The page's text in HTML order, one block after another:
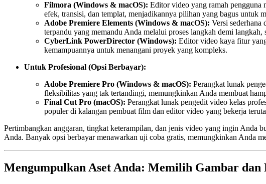
Filmora (Windows & macOS): Editor video yang ramah pengguna
efek, transisi, dan templat, menjadikannya pilihan yang bagus untuk
Adobe Premiere Elements (Windows & macOS): Versi sederhana
terpandu yang memandu Anda melalui proses langkah demi
CyberLink PowerDirector (Windows): Editor video kaya fitur
kemampuannya untuk menangani proyek yang kompleks.
Untuk Profesional (Opsi Berbayar):
Adobe Premiere Pro (Windows & macOS): Perangkat lunak
fleksibilitas yang tak tertandingi, memungkinkan Anda membuat
Final Cut Pro (macOS): Perangkat lunak pengedit video kelas
populer di kalangan pembuat film dan editor video yang bekerja
Pertimbangkan anggaran, tingkat keterampilan, dan jenis video yang ingin Anda
Anda. Banyak opsi berbayar menawarkan uji coba gratis, memungkinkan Anda
Mengumpulkan Aset Anda: Memilih Gambar dan